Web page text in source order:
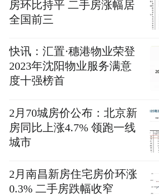
房环比持平 二手房涨幅居
全国前三
快讯：汇置·穗港物业荣登
2023年沈阳物业服务满意
度十强榜首
2月70城房价公布：北京新
房同比上涨4.7% 领跑一线
城市
2月南昌新房住宅房价环涨
0.3% 二手房跌幅收窄